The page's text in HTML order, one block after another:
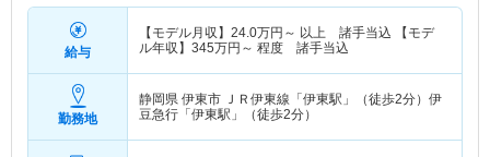
給与
【モデル月収】 24.0万円～ 以上 諸手当込 【モデ
ル年収】 345万円～ 程度 諸手当込
勤務地
静岡県 伊東市 ＪＲ伊東線「伊東駅」（徒歩2分）伊
豆急行「伊東駅」（徒歩2分）